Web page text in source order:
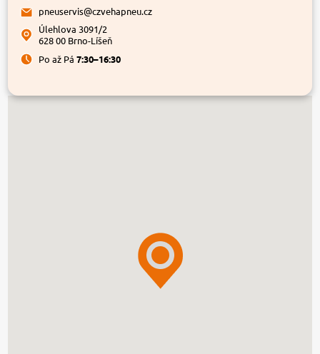
pneuservis@czvehapneu.cz
Úlehlova 3091/2
628 00 Brno-Líšeň
Po až Pá7:30–16:30